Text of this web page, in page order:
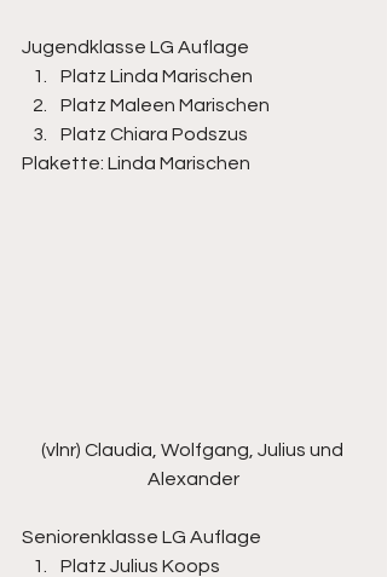
Jugendklasse LG Auflage
Platz Linda Marischen
Platz Maleen Marischen
Platz Chiara Podszus
Plakette: Linda Marischen
(vlnr) Claudia, Wolfgang, Julius und
Alexander
Seniorenklasse LG Auflage
Platz Julius Koops